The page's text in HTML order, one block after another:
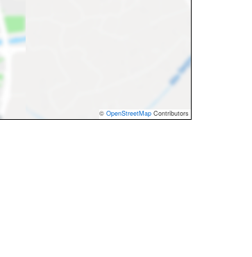
© OpenStreetMap Contributors